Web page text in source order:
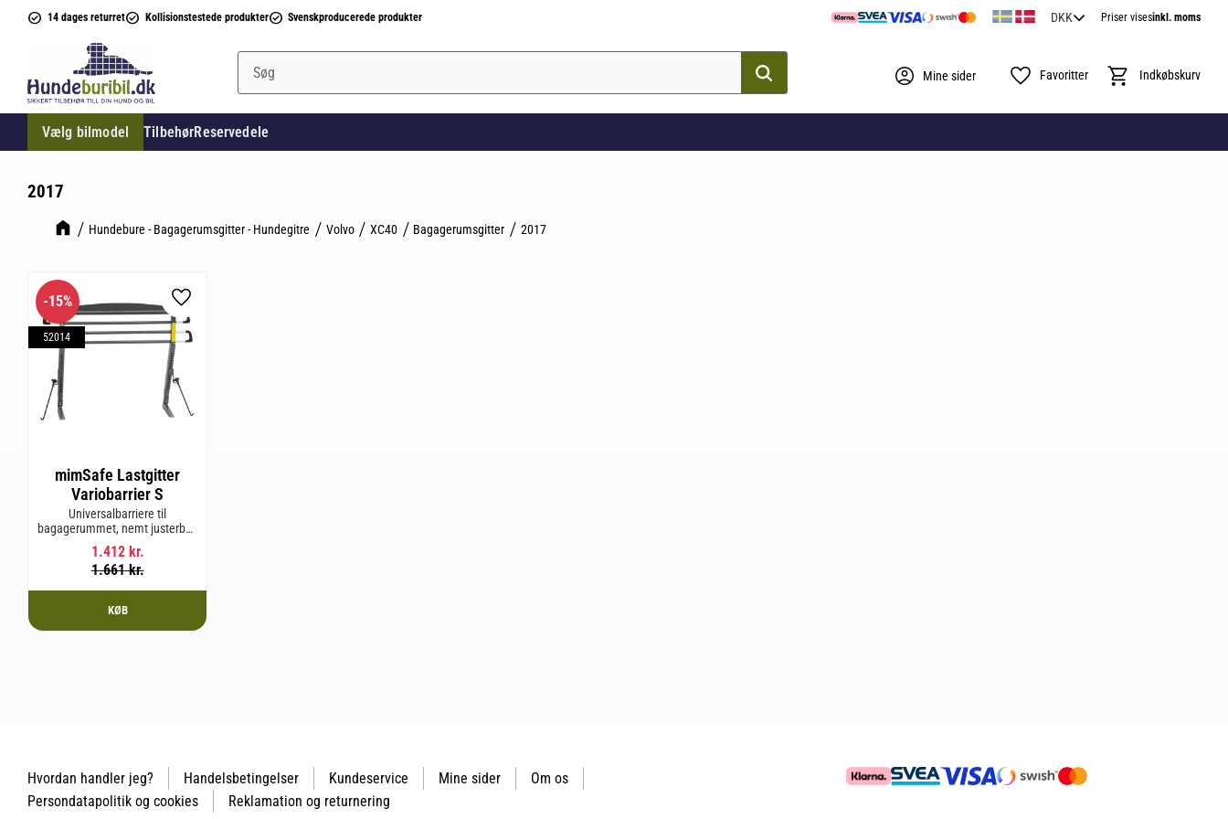
14 dages returret Kollisionstestede produkter Svenskproducerede produkter Priser visesinkl. moms
Vælg bilmodel TilbehørReservedele
Mine sider Favoritter Indkøbskurv
2017
Hundebure - Bagagerumsgitter - Hundegitre Volvo XC40 Bagagerumsgitter 2017
mimSafe Lastgitter
Variobarrier S
Universalbarriere til
bagagerummet, nemt justerbar,
så den passer til din bils form
for en sikker og tryg rejse med
kæledyr eller last.
1.412kr.
1.661kr.
15%
52014
Gem som favorit
KØB
Hvordan handler jeg? Handelsbetingelser Kundeservice Mine sider
Om os
Persondatapolitik og cookies
Reklamation og returnering